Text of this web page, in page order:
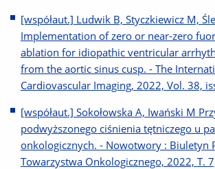
[współaut.] Ludwik B, Styczkiewicz M,
Implementation of zero or near-zero
ablation for idiopathic ventricular
from the aortic sinus cusp. - The
Cardiovascular Imaging, 2022, Vol. 38,
[współaut.] Sokołowska A, Iwański M
podwyższonego ciśnienia tętniczego u
onkologicznych. - Nowotwory : Biuletyn
Towarzystwa Onkologicznego, 2022, T.